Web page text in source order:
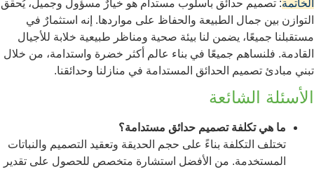
الخاتمة: تصميم حدائق بأسلوب مستدام هو خيارٌ مسؤول وجميل، يُحقق
التوازن بين جمال الطبيعة والحفاظ على مواردها. إنه استثمارٌ في
مستقبلنا جميعًا، يضمن لنا بيئة صحية ومناظر طبيعية خلابة للأجيال
القادمة. فلنساهم جميعًا في بناء عالم أكثر خضرة واستدامة، من خلال
تبني مبادئ تصميم الحدائق المستدامة في منازلنا وحدائقنا.
الأسئلة الشائعة
ما هي تكلفة تصميم حدائق مستدامة؟
تختلف التكلفة بناءً على حجم الحديقة وتعقيد التصميم والنباتات
المستخدمة. من الأفضل استشارة متخصص للحصول على تقدير